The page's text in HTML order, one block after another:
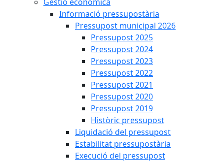
Informació pressupostària
Pressupost municipal 2026
Pressupost 2025
Pressupost 2024
Pressupost 2023
Pressupost 2022
Pressupost 2021
Pressupost 2020
Pressupost 2019
Històric pressupost
Liquidació del pressupost
Estabilitat pressupostària
Execució del pressupost